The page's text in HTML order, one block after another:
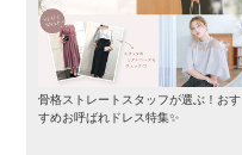
骨格ストレートスタッフが選ぶ！おす
すめお呼ばれドレス特集✨